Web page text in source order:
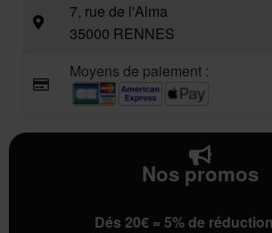
7, rue de l'Alma
35000 RENNES
Moyens de paiement :
Nos promos
Dés 20€ = 5% de réduction